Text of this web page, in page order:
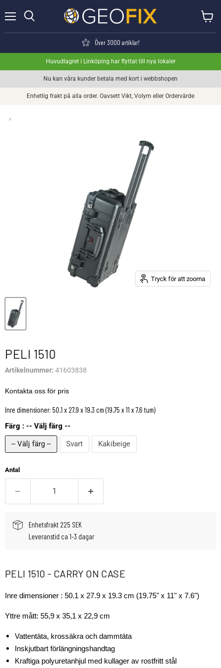
Över 3000 artiklar!
Huvudlagret i Linköping har flyttat till nya lokaler
Nu kan våra kunder betala med kort i webbshopen
Enhetlig frakt på alla order. Oavsett Vikt, Volym eller Ordervärde
›
Tryck för att zooma
PELI 1510
Artikelnummer: 41603838
Kontakta oss för pris
Inre dimensioner: 50.1 x 27.9 x 19.3 cm (19.75 x 11 x 7.6 tum)
Färg : -- Välj färg --
-- Välj färg --
Svart Kakibeige
Antal
Enhetsfrakt 225 SEK
Leveranstid ca 1-3 dagar
PELI 1510 - CARRY ON CASE
Inre dimensioner : 50.1 x 27.9 x 19.3 cm (19.75" x 11" x 7.6")
Yttre mått: 55,9 x 35,1 x 22,9 cm
Vattentäta, krossäkra och dammtäta
Inskjutbart förlängningshandtag
Kraftiga polyuretanhjul med kullager av rostfritt stål